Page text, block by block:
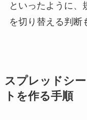
といったように、
を切り替える判断
スプレッドシ
トを作る手順